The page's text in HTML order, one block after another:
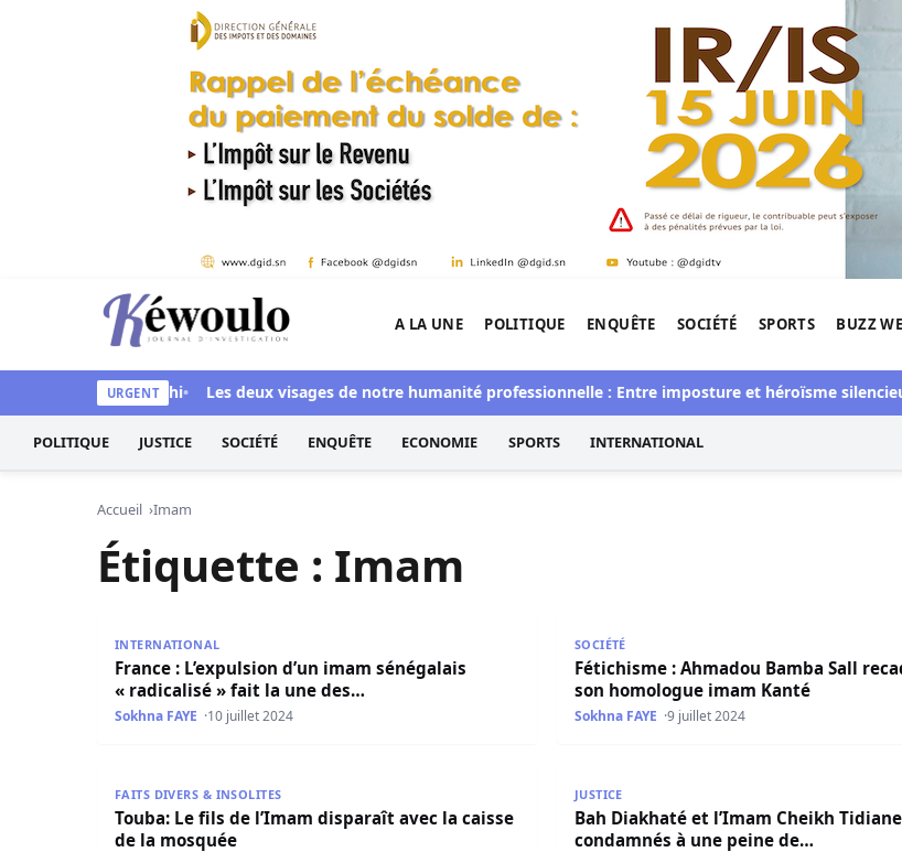
Aller au contenu
Kéwoulo, le premier site d'information et d'investigation de l'Afrique.
A LA UNE POLITIQUE ENQUÊTE SOCIÉTÉ SPORTS BUZZ
URGENT
aussi blanchi Les deux visages de notre humanité professionnelle : Entre imposture et héroïsme silencieux
POLITIQUE JUSTICE SOCIÉTÉ ENQUÊTE ECONOMIE SPORTS INTERNATIONAL
Accueil Imam
Étiquette : Imam
INTERNATIONAL
France : L’expulsion d’un imam sénégalais
« radicalisé » fait la une des…
Sokhna FAYE 10 juillet 2024
SOCIÉTÉ
Fétichisme : Ahmadou Bamba Sall
son homologue imam Kanté
Sokhna FAYE 9 juillet 2024
FAITS DIVERS & INSOLITES
Touba: Le fils de l’Imam disparaît avec la caisse
de la mosquée
JUSTICE
Bah Diakhaté et l’Imam Cheikh
condamnés à une peine de…